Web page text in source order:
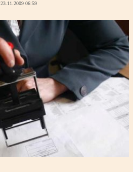
23.11.2009 06:59